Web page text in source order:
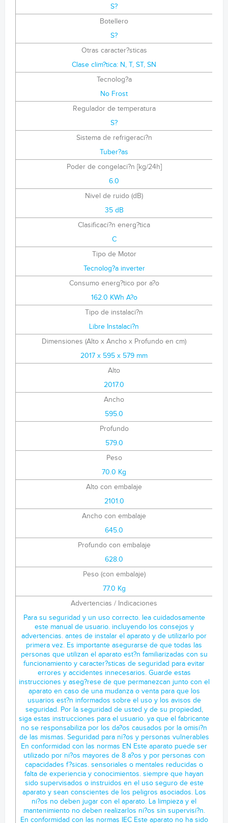
S?
Botellero
S?
Otras caracter?sticas
Clase clim?tica: N, T, ST, SN
Tecnolog?a
No Frost
Regulador de temperatura
S?
Sistema de refrigeraci?n
Tuber?as
Poder de congelaci?n [kg/24h]
6.0
Nivel de ruido (dB)
35 dB
Clasificaci?n energ?tica
C
Tipo de Motor
Tecnolog?a inverter
Consumo energ?tico por a?o
162.0 KWh A?o
Tipo de instalaci?n
Libre Instalaci?n
Dimensiones (Alto x Ancho x Profundo en cm)
2017 x 595 x 579 mm
Alto
2017.0
Ancho
595.0
Profundo
579.0
Peso
70.0 Kg
Alto con embalaje
2101.0
Ancho con embalaje
645.0
Profundo con embalaje
628.0
Peso (con embalaje)
77.0 Kg
Advertencias / Indicaciones
Para su seguridad y un uso correcto. lea cuidadosamente este manual de usuario. incluyendo los consejos y advertencias. antes de instalar el aparato y de utilizarlo por primera vez. Es importante asegurarse de que todas las personas que utilizan el aparato est?n familiarizadas con su funcionamiento y caracter?sticas de seguridad para evitar errores y accidentes innecesarios. Guarde estas instrucciones y aseg?rese de que permanezcan junto con el aparato en caso de una mudanza o venta para que los usuarios est?n informados sobre el uso y los avisos de seguridad. Por la seguridad de usted y de su propiedad, siga estas instrucciones para el usuario. ya que el fabricante no se responsabiliza por los da?os causados por la omisi?n de las mismas. Seguridad para ni?os y personas vulnerables En conformidad con las normas EN Este aparato puede ser utilizado por ni?os mayores de 8 a?os y por personas con capacidades f?sicas. sensoriales o mentales reducidas o falta de experiencia y conocimientos. siempre que hayan sido supervisados o instruidos en el uso seguro de este aparato y sean conscientes de los peligros asociados. Los ni?os no deben jugar con el aparato. La limpieza y el mantenimiento no deben realizarlos ni?os sin supervisi?n. En conformidad con las normas IEC Este aparato no ha sido dise?ado para que lo utilicen personas (incluidos ni?os) con capacidades f?sicas, sensoriales o mentales reducidas, o con falta de experiencia o conocimientos, a menos que est?n supervisados o reciban instrucciones acerca del uso del aparato por una persona responsable por su seguridad. Se debe supervisar a los ni?os para asegurarse de que no jueguen con el aparato. Mantenga el material de empaque lejos del alcance de los ni?os, ya que existe riesgo de sofocaci?n. Si va a descartar el aparato, quite el conector del tomacorriente, corte el cable de conexi?n (lo m?s cerca posible del aparato) y quite la puerta para evitar que hayan descargas el?ctricas o que los ni?os queden encerrados dentro del aparato. Si este aparato, con sellos magn?ticos en la puerta, es para reemplazar un aparato viejo con cerradura de resorte (pestillo) en la puerta o en la tapa, aseg?rese de que la cerradura no se pueda utilizar antes de descartar el aparato viejo. As? evitar? que sea una trampa mortal para los ni?os. Seguridad general ? ADVERTENCIA Este aparato est? dise?ado para ser utilizado en el hogar y las aplicaciones similares tales como l. ?reas de cocinas de personal en tiendas. oficinas y otros entornos de trabajo: 2. granjas y clientes en hoteles. moteles y otro tipo residencial: l. entornos para hu?spedes: 2. servicios de hosteler?a y aplicaciones similares. ? ADVERTENCIA No almacene las sustancias explosivas tales como latas de aerosol con un propulsor inflamable en este aparato. ? ADVERTENCIA Si el cable de alimentaci?n est? da?ado. debe ser reemplazado por el fabricante. su agente de servicio o personas debidamente calificadas a fin de evitar peligro. ? ADVERTENCIA Mantenga las aperturas de ventilaci?n de la carcasa del aparato o de las estructuras integradas libres de obstrucciones. Advertencia: Riesgo de incendio/ materiales inflamables ? ADVERTENCIA No utilice los dispositivos mec?nicos u otros medios. con excepci?n de los recomendados por el fabricante, para acelerar el proceso de descongelaci?n. ? ADVERTENCIA No da?e el circuito de refrigerante. ? ADVERTENCIA No utilice aparatos el?ctricos dentro de los compartimentos de almacenamiento de alimentos del aparato, a menos que sean del tipo recomendado por el fabricante. ? ADVERTENCIA El refrigerante y el gas del aislante son inflamables. Al desechar el aparato, h?galo ?nicamente en el centro autorizado de eliminaci?n de residuos. No lo exponga al fuego. ? ADVERTENCIA El refrigerante y el gas del aislante son inflamables. Al desechar el aparato, h?galo ?nicamente en el centro autorizado de eliminaci?n de residuos. No lo exponga al fuego. ? ADVERTENCIA Al momento de colocar el aparato, aseg?rese de que el cable de alimentaci?n no est? atrapado ni da?ado. ? ADVERTENCIA No coloque m?ltiples conectores port?tiles ni fuentes de alimentaci?n port?tiles en la parte trasera del aparato. Reemplazo de las l?mparas ? ADVERTENCIA ?Las l?mparas no pueden reemplazarse por el usuario! Si la l?mpara se da?a, contacte a la l?nea de atenci?n al cliente para asistencia. Esta advertencia es solo para los refrigeradores que contengan l?mparas. Refrigerante El refrigerante isobutano (R600a) se encuentra dentro del circuito refrigerante del aparato: es un gas natural con un nivel alto de compatibilidad ambiental, no obstante es inflamable. Aseg?rese de que ning?n componente del circuito refrigerante se da?e durante el traslado y la instalaci?n del aparato. El refrigerante (R600a) es inflamable. ? ADVERTENCIA Los refrigeradores contienen refrigerante y gases en el aislamiento. Se debe desechar el refrigerante y los gases de forma profesional. ya que podr?an provocar lesiones oculares o ignici?n. Aseg?rese de que la tuber?a del circuito de refrigerante no est? da?ada antes de desecharla correctamente. ? ADVERTENCIA Riesgo de incendio/material inflamable si se da?a el circuito de refrigerante: l. Evite las llamas vivas y las fuentes de ignici?n. 2. Ventile bien la sala en la que est? situado el aparato. Es peligroso alterar las especificaciones o modificar el producto de cualquier modo. Cualquier da?o en el cable puede causar cortocircuitos. incendios y/o descargas el?ctricas. Seguridad el?ctrica l. No se debe alargar el cable de alimentaci?n. 2.Aseg?rese de que el conector no est? aplastado ni da?ado. Un conector aplastado o da?ado puede calentarse y causar un incendio. 3. Aseg?rese de que pueda acceder al conector principal del aparato. 4. No tire del cable principal. 5. Si el tomacorriente est? flojo. no coloque el conector. Existe riesgo de descargas el?ctricas o incendios. 6. No debe operar el aparato sin la cubierta de la l?mpara interior. 7. El aparato solo es apto para fuentes de alimentaci?n de fase simple de 220~240V/50Hz. Por razones de seguridad. si la fluctuaci?n del voltaje en el distrito del usuario es tan grande que el voltaje excede el alcance anterior. aseg?rese de aplicar CA. Regulador de voltaje autom?tico de m?s de 350W al refrigerador. El refrigerador debe utilizar un tomacorriente especial en lugar de uno com?n con otros aparatos. El conector debe coincidir con el tomacorriente con conexi?n a tierra. Uso diario ? No almacene gases ni l?quidos inflamables en el aparato, ya que hay riesgo de explosi?n. ? No opere ning?n aparato el?ctrico dentro del aparato (p. ej.: m?quina el?ctrica para hacer helados. mezcladoras. etc.). ? Siempre realice la desconexi?n tirando del tomacorriente. no tire del cable. ? No coloque art?culos calientes cerca de los componentes de pl?stico del aparato. ? Este aparato refrigerante no est? dise?ado para usarse como aparato integrado. ? No coloque alimentos directamente contra la salida de aire en la pared trasera. ? Guarde los alimentos precongelados siguiendo las instrucciones del fabricante de los alimentos. ? Se debe seguir estrictamente las recomendaciones de almacenamiento del fabricante del aparato. Consulte las instrucciones relevantes sobre el almacenamiento. ? No coloque bebidas gasificadas o efervescentes en el compartimento congelador, ya que se crea una presi?n en el contenedor y podr?a explotar y da?ar el aparato. ? Los alimentos congelados pueden causar quemaduras de fr?o si se consumen inmediatamente despu?s de retirarlos del compartimento congelador. ? No coloque el aparato bajo la luz solar. Mantenga las velas, l?mparas y otros art?culos con llamas lejos del aparato para que no cause un incendio. ? El aparato est? destinado para almacenar alimentos y/o bebidas en un hogar normal como se explica en este manual de instrucciones. El aparato es pesado. Se debe tener cuidado al momento de moverlo. ? No quite ni toque los art?culos del congelador con las manos mojadas/h?medas, ya que podr?an causar abrasiones en la piel o quemaduras de fr?o. ? Nunca utilice la base, los cajones, las puertas, etc. para subirse o como apoyo. ? Los alimentos congelados no deben ser recongelados una vez que hayan sido descongelados. ? No consuma las paletas heladas o los cubitos de hielo directamente del congelador, ya que pueden causar quemaduras de fr?o en la boca y en los labios. ? No sobrecargue las baldas de la puerta ni coloque demasiados alimentos en los cajones crisper para evitar que los art?culos se caigan y causen lesiones o da?os en el aparato. ? Los alimentos deben empaquetarse en bolsas antes de guardarlos en el refrigerador. Los l?quidos deben almacenarse en botellas o recipientes cerrados para evitar derrames. ya que el dise?o de la estructura no es f?cil para limpiar. ? Para detectar la temperatura y la humedad cerca del aparato y hacer que ?ste funcione mejor, a?ada sensores de temperatura y de humedad fuera de la caja del aparato. ?Precauci?n! Limpieza y cuidado ? Antes de realizar el mantenimiento, apague el aparato y desconecte el conector del tomacorriente principal. ? No limpie el aparato con objetos de metal, limpiadores de vapor, aceites et?reos, solventes org?nicos o limpiadores abrasivos. ? No utilice objetos filosos para quitar la escarcha del aparato. Utilice una esp?tula de pl?stico. Instalaci?n - ?Importante! ? Siga cuidadosamente las instrucciones brindadas en este manual para realizar la conexi?n el?ctrica. Desempaque el aparato y compruebe si haya da?os. ? No conecte el aparato si est? da?ado. Informe inmediatamente sobre los posibles da?os al lugar donde lo compr?. En este caso, guarde el material de empaque. ? Se aconseja esperar al menos cuatro horas antes de conectar el aparato para permitir que el aceite fluya hacia el compresor. ? Debe circular aire alrededor del aparato: la falta de aire produce sobrecalentamiento. Para lograr una buena ventilaci?n, siga las instrucciones relevantes para la instalaci?n. ? Siempre que sea posible, la parte t